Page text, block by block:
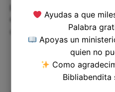
perder nuestra fe,
en Dios, creyendo que Él
oportunidad que nos ha
Ayudas a que
Palabra
Apoyas un
quien no
Como
Bibliabendita